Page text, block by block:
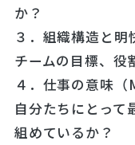
か？
３．組織構造と
チームの目標、役
４．仕事の意味
自分たちにとって
組めているか？